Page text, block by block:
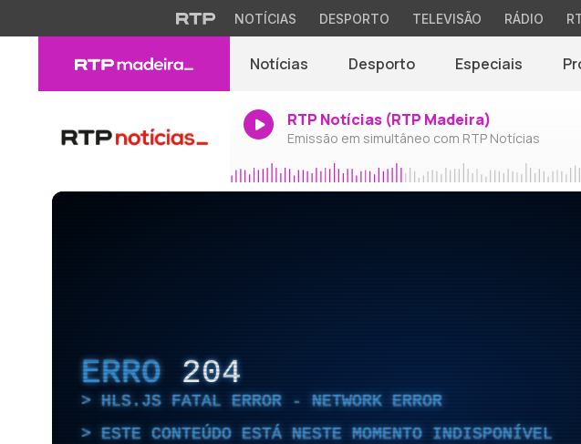
NOTÍCIAS DESPORTO TELEVISÃO RÁDIO
Notícias Desporto Especiais
RTP Notícias (RTP Madeira)
Emissão em simultâneo com RTP Notícias
ERRO 204
HLS.JS FATAL ERROR - NETWORK ERROR
ESTE CONTEÚDO ESTÁ NESTE MOMENTO INDISPONÍVEL